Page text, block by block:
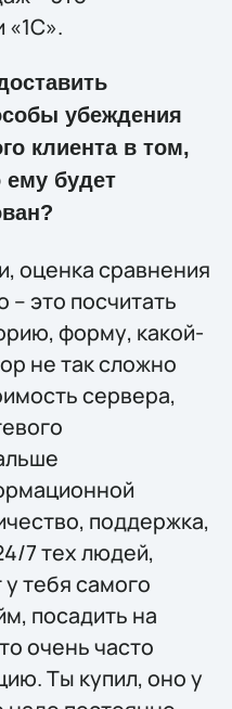
«1С».
убеждения
клиента в том,
ему будет
оценка сравнения
– это посчитать
форму, какой-
не так сложно
сервера,
поддержка,
7 тех людей,
тебя самого
посадить на
очень часто
Ты купил, оно у